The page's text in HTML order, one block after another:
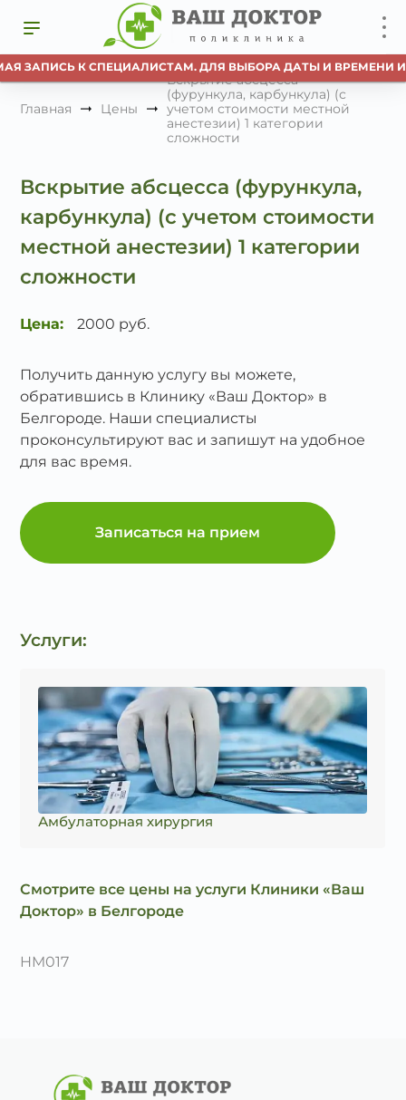
ЗАПИСЬ К СПЕЦИАЛИСТАМ. ДЛЯ ВЫБОРА ДАТЫ И ВРЕМЕНИ
Главная Цены
Вскрытие абсцесса
(фурункула, карбункула) (с
учетом стоимости местной
анестезии) 1 категории
сложности
Вскрытие абсцесса (фурункула,
карбункула) (с учетом стоимости
местной анестезии) 1 категории
сложности
Цена: 2000 руб.
Получить данную услугу вы можете,
обратившись в Клинику «Ваш Доктор» в
Белгороде. Наши специалисты
проконсультируют вас и запишут на удобное
для вас время.
Записаться на прием
Услуги:
Амбулаторная хирургия
Смотрите все цены на услуги Клиники «Ваш
Доктор» в Белгороде
HM017